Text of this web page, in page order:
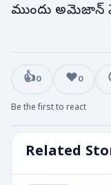
ముందు అమెజాన్
Related
👍0 ❤️0
Be the first to react